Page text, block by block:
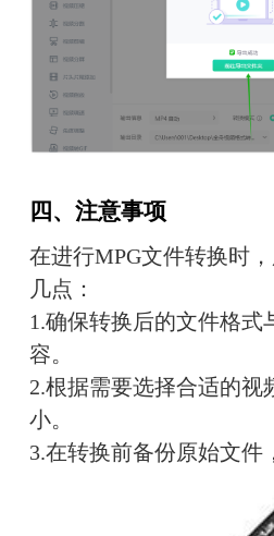
四、注意事项
在进行MPG文件转换时
几点：
1.确保转换后的文件格式
容。
2.根据需要选择合适的视
小。
3.在转换前备份原始文件